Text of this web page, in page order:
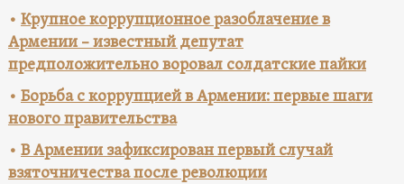
• Крупное коррупционное разоблачение в
Армении – известный депутат
предположительно воровал солдатские пайки
• Борьба с коррупцией в Армении: первые шаги
нового правительства
• В Армении зафиксирован первый случай
взяточничества после революции